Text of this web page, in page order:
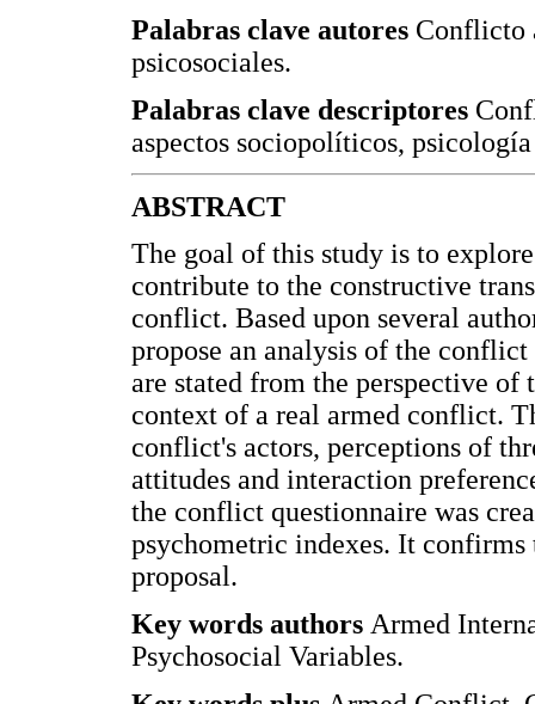
Palabras clave autores Conflicto
psicosociales.
Palabras clave descriptores
aspectos sociopolíticos,
ABSTRACT
The goal of this study is to
contribute to the constructive
conflict. Based upon several
propose an analysis of the
are stated from the perspective
context of a real armed conflict.
conflict's actors, perceptions of
attitudes and interaction
the conflict questionnaire was
psychometric indexes. It
proposal.
Key words authors Armed
Psychosocial Variables.